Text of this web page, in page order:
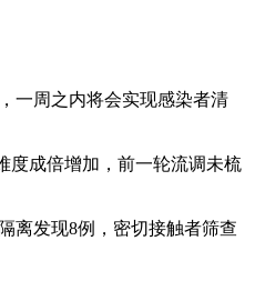
一周之内将会实现感染者清
度成倍增加，前一轮流调未梳
离发现8例，密切接触者筛查